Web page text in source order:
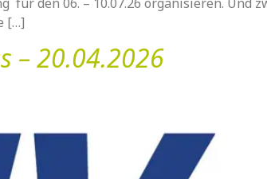
[…]
– 20.04.2026